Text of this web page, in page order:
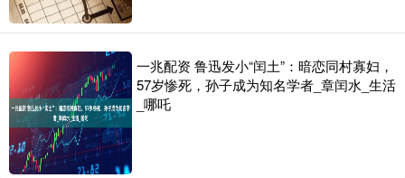
一兆配资 鲁迅发小“闰土”：暗恋同村寡妇，
57岁惨死，孙子成为知名学者_章闰水_生活
_哪吒